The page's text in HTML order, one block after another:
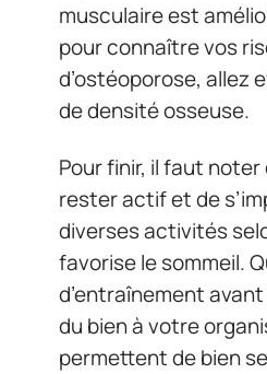
musculaire est
pour connaître vos
d’ostéoporose, allez
de densité osseuse.
Pour finir, il faut
rester actif et de
diverses activités
favorise le sommeil.
d’entraînement
du bien à votre
permettent de bien